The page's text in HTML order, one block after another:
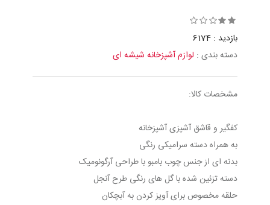
بازدید : 6174
دسته بندی : لوازم آشپزخانه شیشه ای
مشخصات کالا:
کفگیر و قاشق آشپزی آشپزخانه
به همراه دسته سرامیکی رنگی
بدنه ای از جنس چوب بامبو با طراحی آرگونومیک
دسته تزئین شده با گل های رنگی طرح آنجل
حلقه مخصوص برای آویز کردن به آبچکان